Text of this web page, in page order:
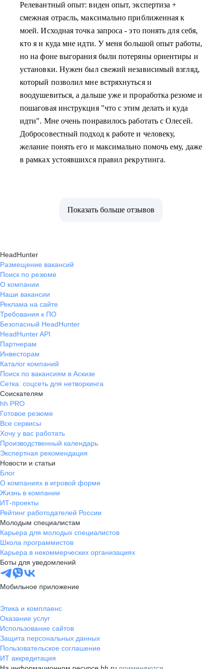
Релевантный опыт: виден опыт, экспертиза +
смежная отрасль, максимально приближенная к
моей. Исходная точка запроса - это понять для себя,
кто я и куда мне идти. У меня большой опыт работы,
но на фоне выгорания были потеряны ориентиры и
установки. Нужен был свежий независимый взгляд,
который позволил мне встряхнуться и
воодушевиться, а дальше уже и проработка резюме и
пошаговая инструкция "что с этим делать и куда
идти". Мне очень понравилось работать с Олесей.
Добросовестный подход к работе и человеку,
желание понять его и максимально помочь ему, даже
в рамках устоявшихся правил рекрутинга.
Показать больше отзывов
HeadHunter
Размещение вакансий
Поиск по резюме
О компании
Наши вакансии
Реклама на сайте
Требования к ПО
Безопасный HeadHunter
HeadHunter API
Партнерам
Инвесторам
Каталог компаний
Поиск по вакансиям в Аскизе
Сетка: соцсеть для нетворкинга
Соискателям
hh PRO
Готовое резюме
Все сервисы
Хочу у вас работать
Производственный календарь
Экспертная рекомендация
Новости и статьи
Блог
О компаниях в игровой форме
Жизнь в компании
ИТ-проекты
Рейтинг работодателей России
Молодым специалистам
Карьера для молодых специалистов
Школа программистов
Карьера в некоммерческих организациях
Боты для уведомлений
Мобильное приложение
Этика и комплаенс
Оказание услуг
Использование сайтов
Защита персональных данных
Пользовательское соглашение
ИТ аккредитация